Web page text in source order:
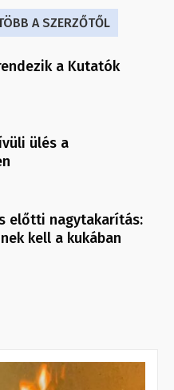
A SZERZŐTŐL
a Kutatók
ülés a
előtti nagytakarítás:
kell a kukában